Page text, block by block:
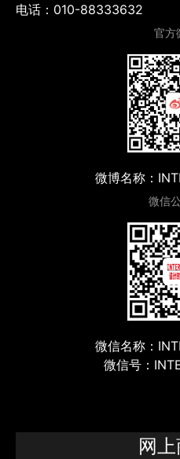
电话：010-88333632
官方
微博名称：
微信
微信名称：
微信号：
网